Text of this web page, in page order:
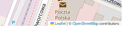
Leaflet|©OpenStreetMapcontributors